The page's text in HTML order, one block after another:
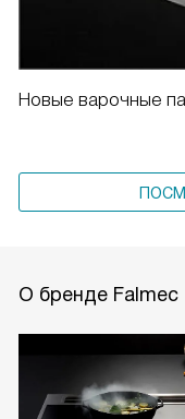
Новые варочные
О бренде Falmec